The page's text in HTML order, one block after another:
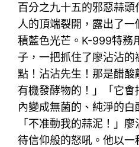
百分之九十五的邪惡蒜
人的頂端裂開，露出了
積藍色光芒。K-999特務
子，一把抓住了廖沾沾
點！沾沾先生！那是醋
有機發酵物的！」「它
內變成無菌的、純淨的白
「不准動我的蒜泥！」
待信仰般的怒吼。他以